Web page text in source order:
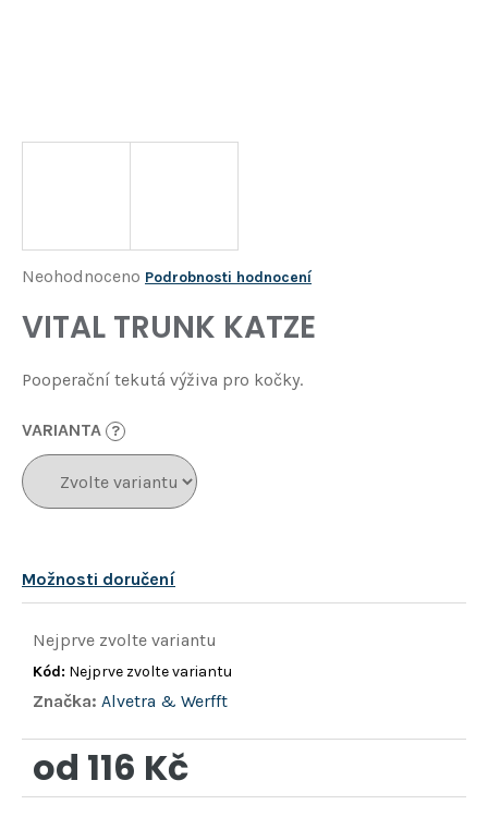
Průměrné
produktu
z
5
hvězdiček.
Neohodnoceno Podrobnosti hodnocení
VITAL TRUNK KATZE
Pooperační tekutá výživa pro kočky.
VARIANTA ?
Možnosti doručení
Nejprve zvolte variantu
Kód: Nejprve zvolte variantu
Značka: Alvetra & Werfft
od 116 Kč
Měrná
p
o
u
č
u
j
e
m
e